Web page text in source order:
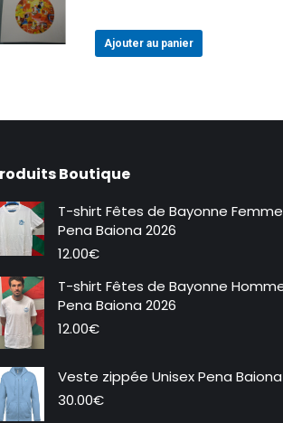
Ajouter au panier
Boutique
T-shirt Fêtes de Bayonne Femme
Pena Baiona 2026
12.00€
T-shirt Fêtes de Bayonne
Pena Baiona 2026
12.00€
Veste zippée Unisex Pena Baiona
30.00€